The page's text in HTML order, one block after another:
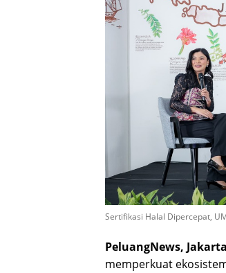
Sertifikasi Halal Dipercepat,
PeluangNews, Jakarta
memperkuat